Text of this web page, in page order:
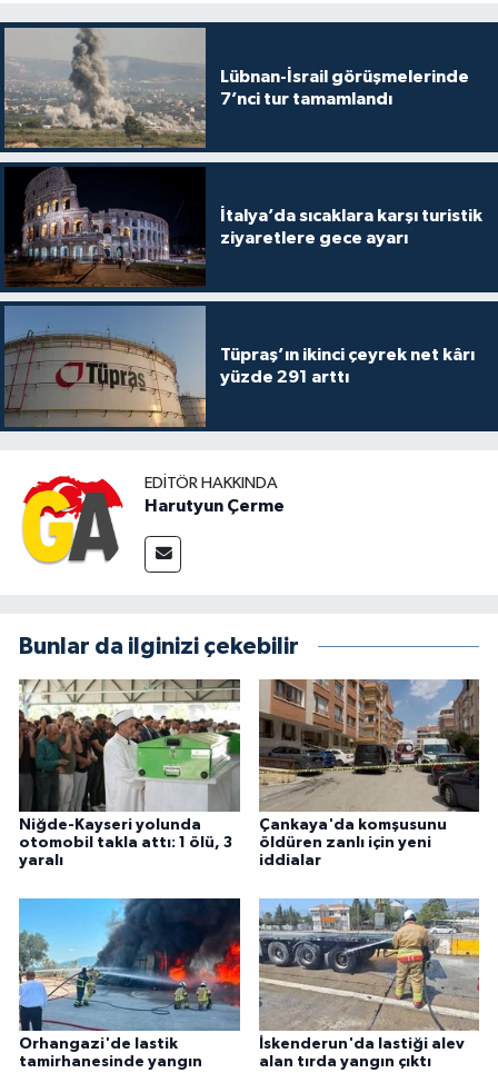
Lübnan-İsrail görüşmelerinde
7’nci tur tamamlandı
İtalya’da sıcaklara karşı turistik
ziyaretlere gece ayarı
Tüpraş’ın ikinci çeyrek net kârı
yüzde 291 arttı
EDITÖR HAKKINDA
Harutyun Çerme
Bunlar da ilginizi çekebilir
Niğde-Kayseri yolunda
otomobil takla attı: 1 ölü, 3
yaralı
Çankaya'da komşusunu
öldüren zanlı için yeni
iddialar
Orhangazi'de lastik
tamirhanesinde yangın
İskenderun'da lastiği alev
alan tırda yangın çıktı